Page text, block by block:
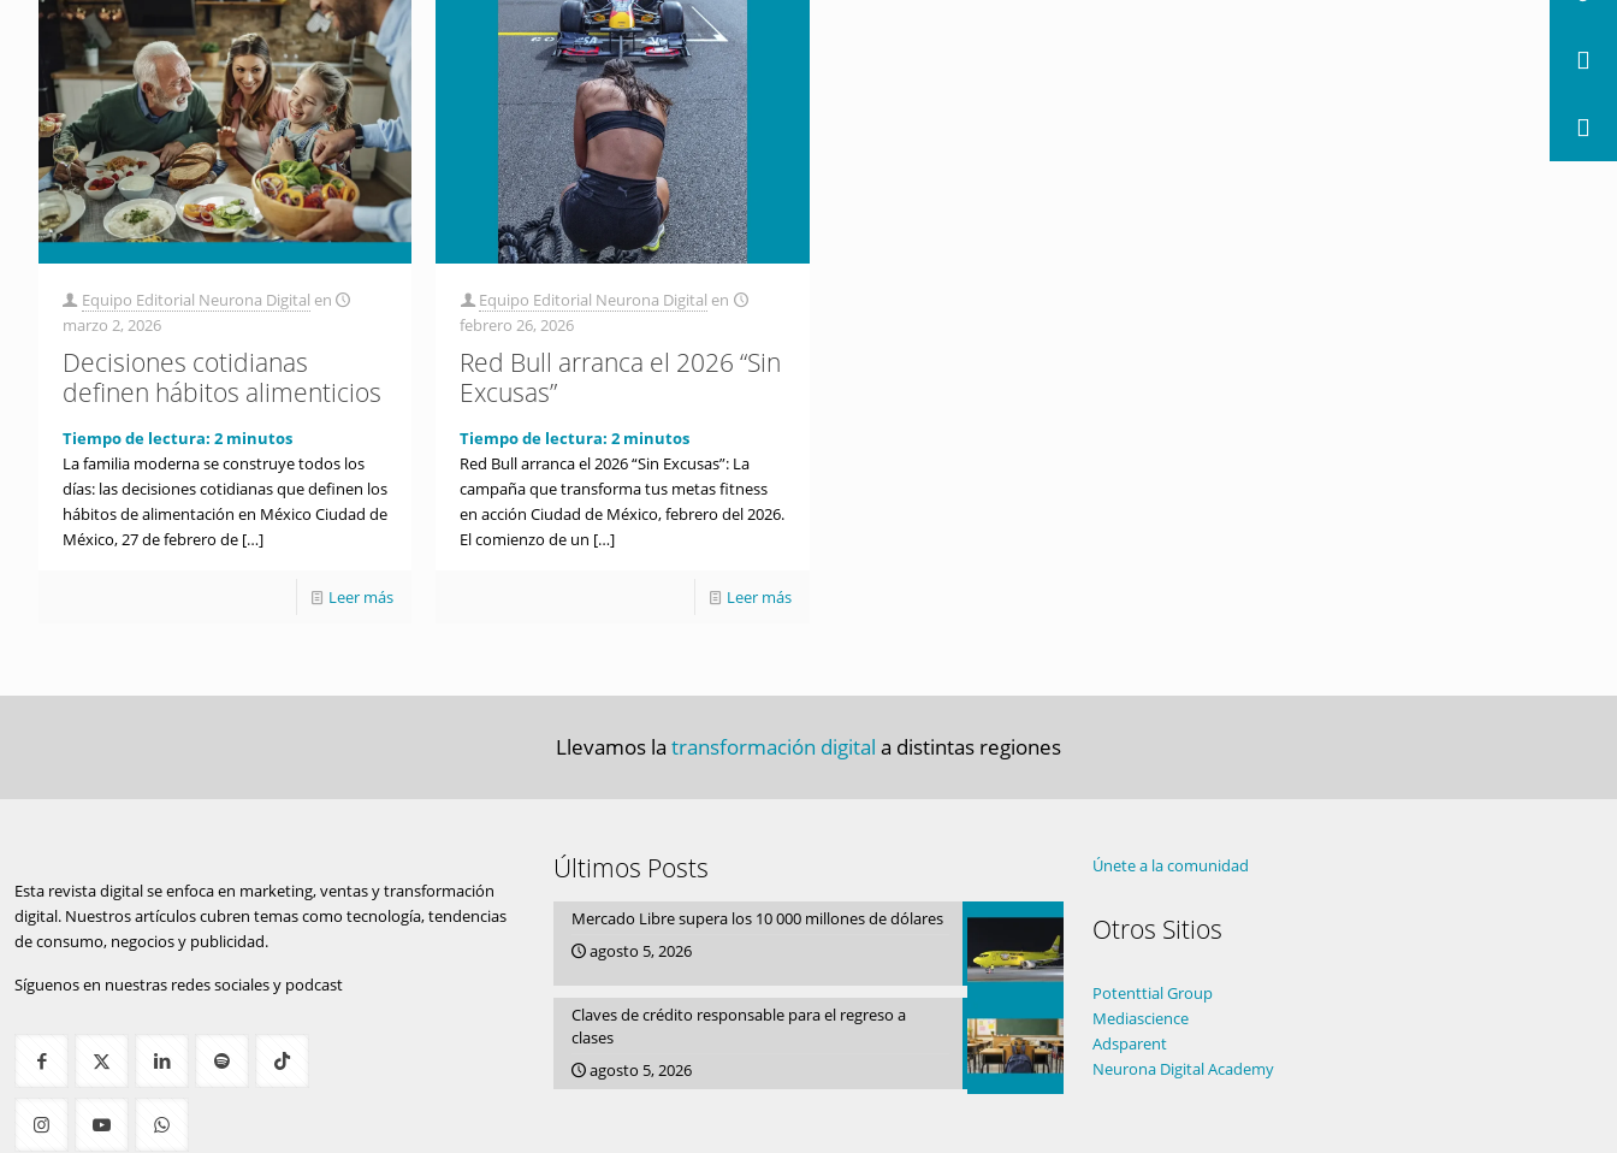
Equipo Editorial Neurona Digital en
marzo 2, 2026
Decisiones cotidianas
definen hábitos alimenticios
Tiempo de lectura: 2 minutos
La familia moderna se construye todos los
días: las decisiones cotidianas que definen los
hábitos de alimentación en México Ciudad de
México, 27 de febrero de[…]
Leer más
Equipo Editorial Neurona Digital en
febrero 26, 2026
Red Bull arranca el 2026 “Sin
Excusas”
Tiempo de lectura:2 minutos
Red Bull arranca el 2026 “Sin Excusas”: La
campaña que transforma tus metas fitness
en acción Ciudad de México, febrero del 2026.
El comienzo de un […]
Leer más
Llevamos la transformación digital a distintas regiones
Esta revista digital se enfoca en marketing, ventas y transformación
digital. Nuestros artículos cubren temas como tecnología, tendencias
de consumo, negocios y publicidad.
Síguenos en nuestras redes sociales y podcast
Últimos Posts
Mercado Libre supera los 10 000 millones de dólares
agosto 5, 2026
Claves de crédito responsable para el regreso a
clases
agosto 5, 2026
Únete a la comunidad
Otros Sitios
Potenttial Group
Mediascience
Adsparent
Neurona Digital Academy